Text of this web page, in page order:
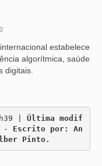
0
estabelece
algorítmica, saúde
digitais.
| Última modif
- Escrito por: An
Pinto.